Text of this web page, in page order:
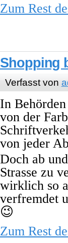
Zum Rest
Shopping
Verfasst von
In
von der
von jeder
Doch ab
Strasse zu
wirklich so
verfremdet
😉
Zum Rest